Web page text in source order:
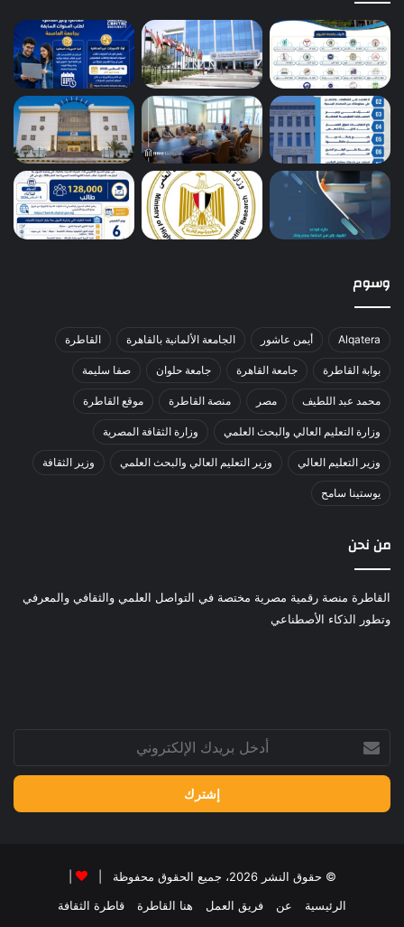
وسوم
Alqatera أيمن عاشور الجامعة الألمانية بالقاهرة القاطرة
بوابة القاطرة جامعة القاهرة جامعة حلوان صفا سليمة
محمد عبد اللطيف مصر منصة القاطرة موقع القاطرة
وزارة التعليم العالي والبحث العلمي وزارة الثقافة المصرية
وزير التعليم العالي وزير التعليم العالي والبحث العلمي وزير الثقافة
يوستينا سامح
من نحن
القاطرة منصة رقمية مصرية مختصة في التواصل العلمي والثقافي والمعرفي
وتطور الذكاء الأصطناعي
بريدك
الإلكتروني
© حقوق النشر 2026، جميع الحقوق محفوظة |
الرئيسية
عن فريق العمل هنا القاطرة قاطرة الثقافة